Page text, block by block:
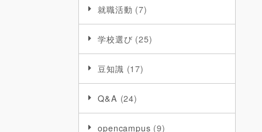
就職活動 (7)
学校選び (25)
豆知識 (17)
Q&A (24)
opencampus (9)